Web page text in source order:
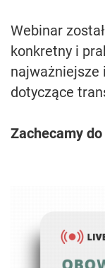
Webinar
konkretny i
najważniejsze
dotyczące
Zachecamy do